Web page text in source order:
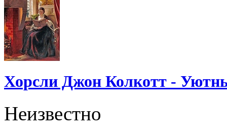
Хорсли Джон Колкотт -
Неизвестно